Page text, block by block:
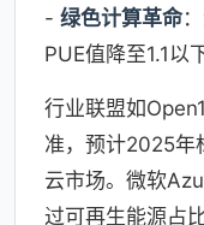
- 绿色计算革命
PUE值降至1.1以
行业联盟如
准，预计2025年
云市场。微软
过可再生能源占